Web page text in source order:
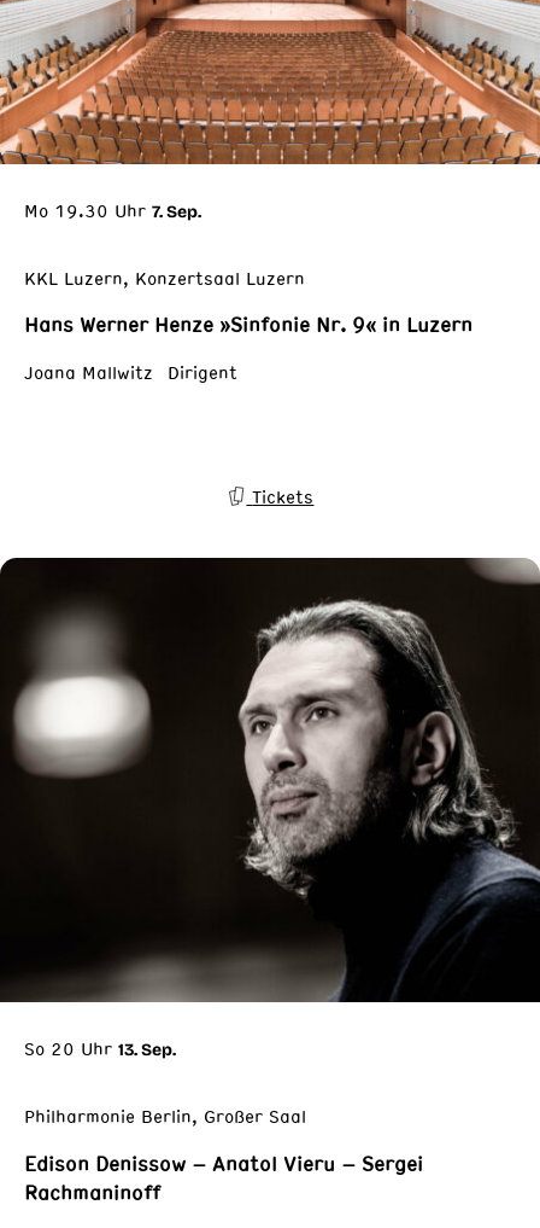
Mo 19.30 Uhr 7. Sep.
KKL Luzern, Konzertsaal Luzern
Hans Werner Henze »Sinfonie Nr. 9« in Luzern
Joana Mallwitz Dirigent
Tickets
So 20 Uhr 13. Sep.
Philharmonie Berlin, Großer Saal
Edison Denissow – Anatol Vieru – Sergei
Rachmaninoff